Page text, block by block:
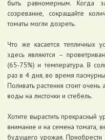
быть равномерным. Когда
созревание, сокращайте
томаты могли дозреть.
Что же касается тепличных
здесь являются –
(65-75%) и температура. В
раз в 4 дня, во время
Поливать растения стоит
воды на листочки и стебель.
Хотите вырастить прекрасный
внимание и на семена томата,
будущего урожая.